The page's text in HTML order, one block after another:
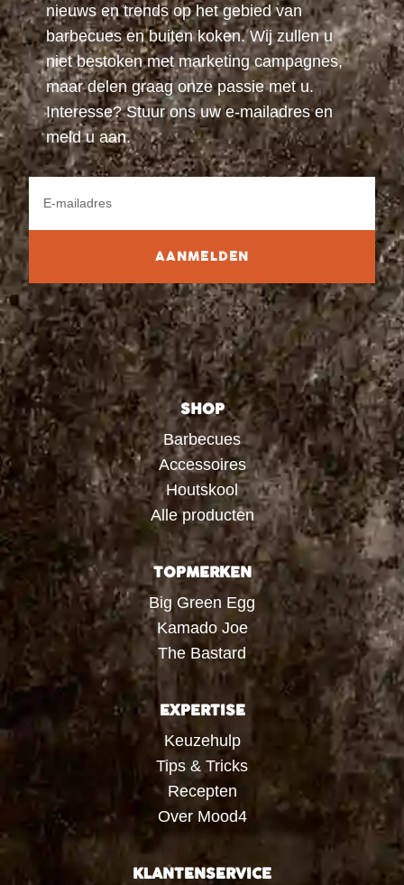
nieuws en trends op het gebied van
barbecues en buiten koken. Wij zullen u
niet bestoken met marketing campagnes,
maar delen graag onze passie met u.
Interesse? Stuur ons uw e-mailadres en
meld u aan.
AANMELDEN
SHOP
Barbecues
Accessoires
Houtskool
Alle producten
TOPMERKEN
Big Green Egg
Kamado Joe
The Bastard
EXPERTISE
Keuzehulp
Tips & Tricks
Recepten
Over Mood4
KLANTENSERVICE